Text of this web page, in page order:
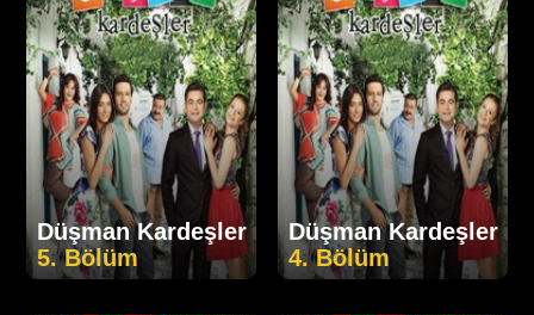
Düşman Kardeşler
5. Bölüm
Düşman Kardeşler
4. Bölüm